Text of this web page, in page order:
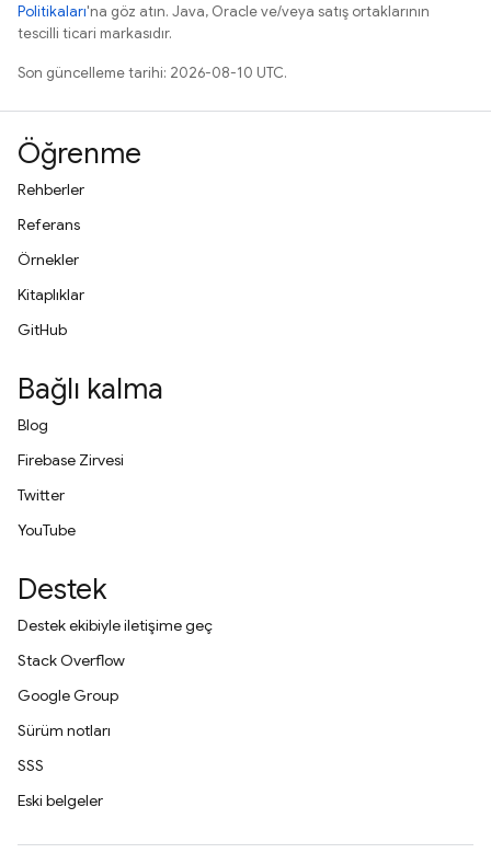
Politikaları'na göz atın. Java, Oracle ve/veya satış ortaklarının
tescilli ticari markasıdır.
Son güncelleme tarihi: 2026-08-10 UTC.
Öğrenme
Rehberler
Referans
Örnekler
Kitaplıklar
GitHub
Bağlı kalma
Blog
Firebase Zirvesi
Twitter
YouTube
Destek
Destek ekibiyle iletişime geç
Stack Overflow
Google Group
Sürüm notları
SSS
Eski belgeler